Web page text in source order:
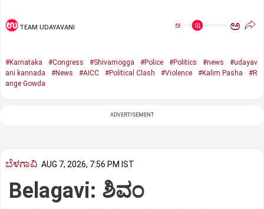
TEAM UDAYAVANI ಅ ಅ
#Karnataka #Congress #Shivamogga #Police #Politics #news
#udayav
ani kannada
#News #AICC #Political Clash #Violence #Kalim Pasha
#R
ange Gowda
ADVERTISEMENT
ಬೆಳಗಾವಿ AUG 7, 2026, 7:56 PM IST
Belagavi: ಶಿವಂ